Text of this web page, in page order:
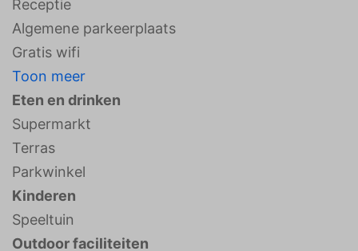
Receptie
Algemene parkeerplaats
Gratis wifi
Toon meer
Eten en drinken
Supermarkt
Terras
Parkwinkel
Kinderen
Speeltuin
Outdoor faciliteiten